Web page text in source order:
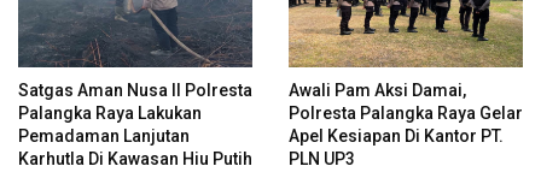
Satgas Aman Nusa II Polresta
Palangka Raya Lakukan
Pemadaman Lanjutan
Karhutla Di Kawasan Hiu Putih
Awali Pam Aksi Damai,
Polresta Palangka Raya Gelar
Apel Kesiapan Di Kantor PT.
PLN UP3